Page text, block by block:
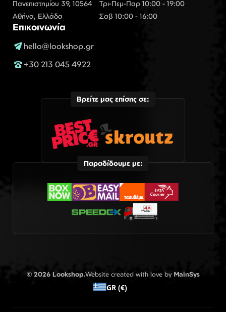
Πανεπιστημίου 39, 10564
Αθήνα, Ελλάδα
Τρι-Πεμ-Παρ 10:00 - 19:00
Σαβ 10:00 - 16:00
Επικοινωνία
hello@lookshop.gr
+30 213 045 4922
Βρείτε μας επίσης σε:
Παραδίδουμε με:
© 2026 Lookshop.Website created with love by MainSys
GR (€)